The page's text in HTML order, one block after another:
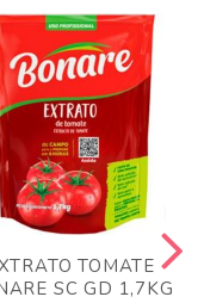
TOMATE
SC GD 1,7KG